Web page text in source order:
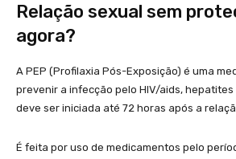
Relação sexual sem
agora?
A PEP (Profilaxia Pós-Exposição) é uma
prevenir a infecção pelo HIV/aids, hepatites
deve ser iniciada até 72 horas após a
É feita por uso de medicamentos pelo